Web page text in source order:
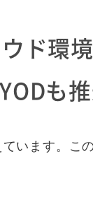
ド環
も
います。こ